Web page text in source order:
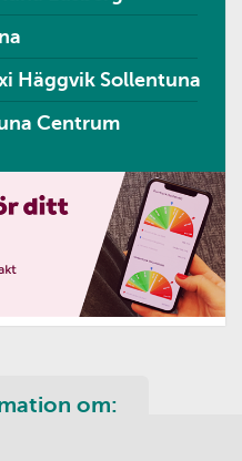
Häggvik Sollentuna
Centrum
om: